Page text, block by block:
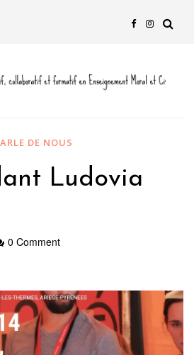
DE NOUS
Ludovia
0 Comment